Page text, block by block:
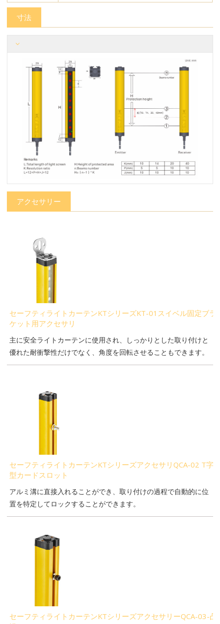
寸法
アクセサリー
セーフティライトカーテンKTシリーズKT-01スイベル固定ブラ
ケット用アクセサリ
主に安全ライトカーテンに使用され、しっかりとした取り付けと
優れた耐衝撃性だけでなく、角度を回転させることもできます。
セーフティライトカーテンKTシリーズアクセサリQCA-02 T字
型カードスロット
アルミ溝に直接入れることができ、取り付けの過程で自動的に位
置を特定してロックすることができます。
セーフティライトカーテンKTシリーズアクセサリーQCA-03-凸